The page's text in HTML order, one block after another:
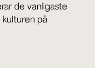
de vanligaste
kulturen på